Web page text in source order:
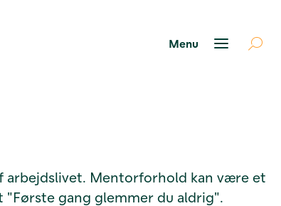
Mentorforhold kan være et
gang glemmer du aldrig".